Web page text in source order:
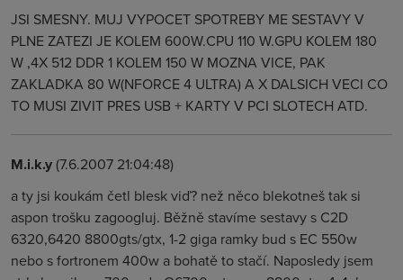
JSI SMESNY. MUJ VYPOCET SPOTREBY ME SESTAVY V
PLNE ZATEZI JE KOLEM 600W.CPU 110 W.GPU KOLEM 180
W ,4X 512 DDR 1 KOLEM 150 W MOZNA VICE, PAK
ZAKLADKA 80 W(NFORCE 4 ULTRA) A X DALSICH VECI CO
TO MUSI ZIVIT PRES USB + KARTY V PCI SLOTECH ATD.
M.i.k.y(7.6.2007 21:04:48)
a ty jsi koukám četl blesk viď? než něco blekotneš tak si
aspon trošku zagoogluj. Běžně stavíme sestavy s C2D
6320,6420 8800gts/gtx, 1-2 giga ramky bud s EC 550w
nebo s fortronem 400w a bohatě to stačí. Naposledy jsem